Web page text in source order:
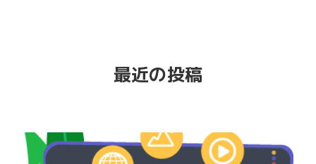
最近の投稿